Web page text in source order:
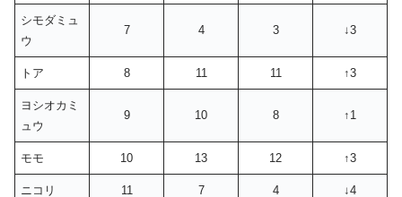
シモダミュ
ウ
7 4 3 ↓3
トア 8 11 11 ↑3
ヨシオカミ
ュウ
9 10 8 ↑1
モモ 10 13 12 ↑3
ニコリ 11 7 4 ↓4